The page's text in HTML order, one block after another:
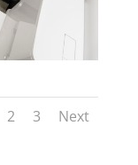
2 3 Next